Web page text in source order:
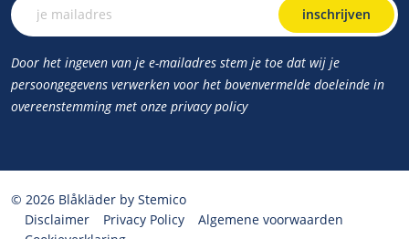
inschrijven
Door het ingeven van je e-mailadres stem je toe dat wij je
persoongegevens verwerken voor het bovenvermelde doeleinde in
overeenstemming met onze privacy policy
© 2026 Blåkläder by Stemico
Disclaimer
Privacy Policy
Algemene voorwaarden